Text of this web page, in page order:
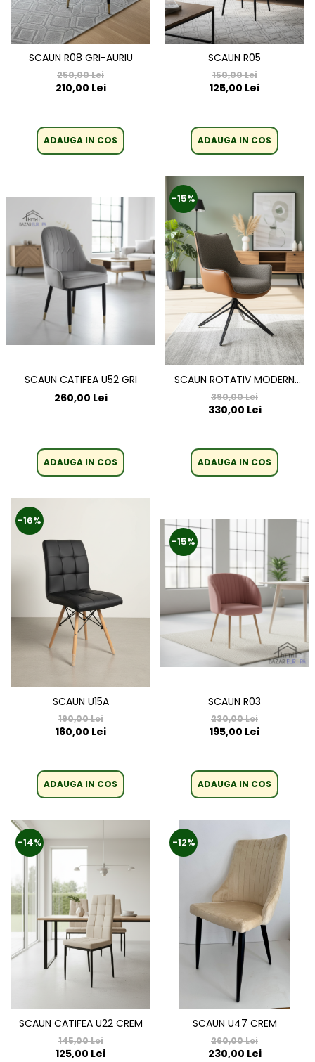
SCAUN R08 GRI-AURIU
250,00 Lei
210,00 Lei
ADAUGA IN COS
SCAUN R05
150,00 Lei
125,00 Lei
ADAUGA IN COS
SCAUN CATIFEA U52 GRI
260,00 Lei
ADAUGA IN COS
-15%
SCAUN ROTATIV MODERN
''ELEGANZA"
390,00 Lei
330,00 Lei
ADAUGA IN COS
-16%
SCAUN U15A
190,00 Lei
160,00 Lei
ADAUGA IN COS
-15%
SCAUN R03
230,00 Lei
195,00 Lei
ADAUGA IN COS
-14%
SCAUN CATIFEA U22 CREM
145,00 Lei
125,00 Lei
-12%
SCAUN U47 CREM
260,00 Lei
230,00 Lei